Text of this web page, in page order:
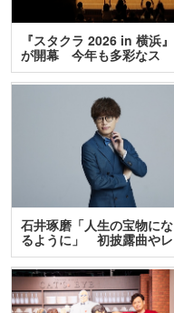
『スタクラ 2026 in 横浜』
が開幕 今年も多彩なス
テ…
石井琢磨「人生の宝物にな
るように」 初披露曲やレ
ア…